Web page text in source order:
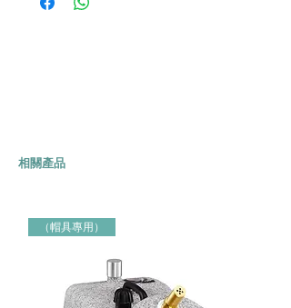
相關產品
（帽具專用）